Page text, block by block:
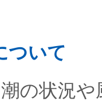
ついて
の状況